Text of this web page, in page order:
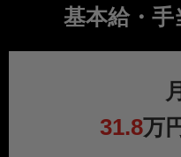
基本給・手
31.8万